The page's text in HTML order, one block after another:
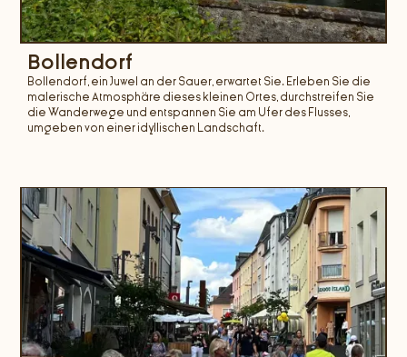
Bollendorf
Bollendorf, ein Juwel an der Sauer, erwartet Sie. Erleben Sie die
malerische Atmosphäre dieses kleinen Ortes, durchstreifen Sie
die Wanderwege und entspannen Sie am Ufer des Flusses,
umgeben von einer idyllischen Landschaft.